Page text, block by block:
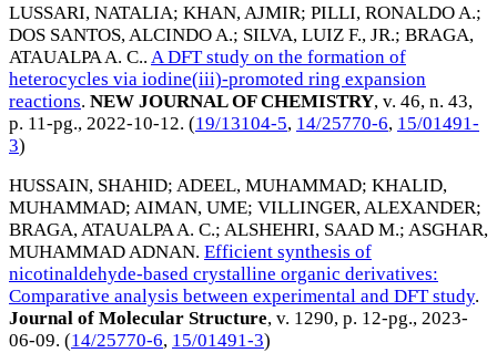
LUSSARI, NATALIA; KHAN, AJMIR; PILLI, RONALDO A.;
DOS SANTOS, ALCINDO A.; SILVA, LUIZ F., JR.; BRAGA,
ATAUALPA A. C.. A DFT study on the formation of
heterocycles via iodine(iii)-promoted ring expansion
reactions. NEW JOURNAL OF CHEMISTRY, v. 46, n. 43,
p. 11-pg., 2022-10-12. (19/13104-5, 14/25770-6, 15/01491-
3)
HUSSAIN, SHAHID; ADEEL, MUHAMMAD; KHALID,
MUHAMMAD; AIMAN, UME; VILLINGER, ALEXANDER;
BRAGA, ATAUALPA A. C.; ALSHEHRI, SAAD M.; ASGHAR,
MUHAMMAD ADNAN. Efficient synthesis of
nicotinaldehyde-based crystalline organic derivatives:
Comparative analysis between experimental and DFT study.
Journal of Molecular Structure, v. 1290, p. 12-pg., 2023-
06-09. (14/25770-6, 15/01491-3)